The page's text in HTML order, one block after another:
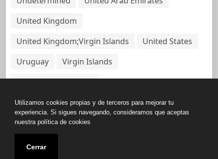
United Kingdom
United Kingdom;Virgin Islands
United States
Uruguay
Virgin Islands
Virgin Islands, British
Copyright © All rights reserved.
Utilizamos cookies propias y de terceros para mejorar tu
experiencia. Si sigues navegando, consideramos que aceptas
nuestra política de cookies
Cerrar